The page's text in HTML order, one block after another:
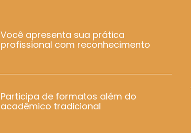
Você apresenta sua prática
profissional com reconhecimento
Participa de formatos além do
acadêmico tradicional